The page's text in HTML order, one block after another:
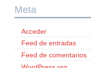
Meta
Acceder
Feed de entradas
Feed de comentarios